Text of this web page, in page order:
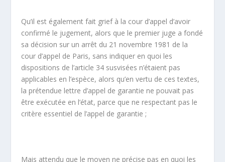
Qu’il est également fait grief à la cour d’appel d’avoir
confirmé le jugement, alors que le premier juge a fondé
sa décision sur un arrêt du 21 novembre 1981 de la
cour d’appel de Paris, sans indiquer en quoi les
dispositions de l’article 34 susvisées n’étaient pas
applicables en l’espèce, alors qu’en vertu de ces textes,
la prétendue lettre d’appel de garantie ne pouvait pas
être exécutée en l’état, parce que ne respectant pas le
critère essentiel de l’appel de garantie ;
Mais attendu que le moyen ne précise pas en quoi les